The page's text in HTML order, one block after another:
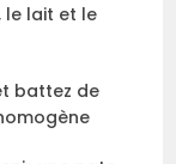
le lait et le
battez de